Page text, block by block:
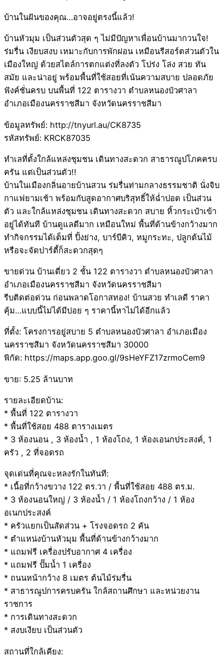
บ้านในฝันของคุณ…อาจอยู่ตรงนี้แล้ว!
บ้านหัวมุม เป็นส่วนตัวสุด ๆ ไม่มีปัญหาเพื่อนบ้านมากวนใจ!
ร่มรื่น เงียบสงบ เหมาะกับการพักผ่อน เหมือนรีสอร์ตส่วนตัวใน
เมืองใหญ่ ด้วยสไตล์การตกแต่งที่ลงตัว โปร่ง โล่ง สวย ทัน
สมัย และน่าอยู่ พร้อมพื้นที่ใช้สอยที่เน้นความสบาย ปลอดภัย
ฟังค์ชั่นครบ บนพื้นที่ 122 ตารางวา ตำบลหนองบัวศาลา
อำเภอเมืองนครราชสีมา จังหวัดนครราชสีมา
ข้อมูลทรัพย์: http://tnyurl.au/CK8735
รหัสทรัพย์: KRCK87035
ทำเลที่ตั้งใกล้แหล่งชุมชน เดินทางสะดวก สาธารณูปโภคครบ
ครัน แต่เป็นส่วนตัว!!
บ้านในเมืองกลิ่นอายบ้านสวน ร่มรื่นท่ามกลางธรรมชาติ นั่งจิบ
กาแฟยามเช้า พร้อมกับสูดอากาศบริสุทธิ์ให้ฉ่ำปอด เป็นส่วน
ตัว และใกล้แหล่งชุมชน เดินทางสะดวก สบาย หิ้วกระเป๋าเข้า
อยู่ได้ทันที บ้านดูแลดีมาก เหมือนใหม่ พื้นที่ด้านข้างกว้างมาก
ทำกิจกรรมได้เต็มที่ ปิ้งย่าง, บาร์บีคิว, หมูกระทะ, ปลูกต้นไม้
หรือจะจัดปาร์ตี้ก็สะดวกสุดๆ
ขายด่วน บ้านเดี่ยว 2 ชั้น 122 ตารางวา ตำบลหนองบัวศาลา
อำเภอเมืองนครราชสีมา จังหวัดนครราชสีมา
รีบติดต่อด่วน ก่อนพลาดโอกาสทอง! บ้านสวย ทำเลดี ราคา
คุ้ม…แบบนี้ไม่ได้มีบ่อย ๆ ราคานี้หาไม่ได้อีกแล้ว
ที่ตั้ง: โครงการอยู่สบาย 5 ตำบลหนองบัวศาลา อำเภอเมือง
นครราชสีมา จังหวัดนครราชสีมา 30000
พิกัด: https://maps.app.goo.gl/9sHeYFZ17zrmoCem9
ขาย: 5.25 ล้านบาท
รายละเอียดบ้าน:
* พื้นที่ 122 ตารางวา
* พื้นที่ใช้สอย 488 ตารางเมตร
* 3 ห้องนอน , 3 ห้องน้ำ , 1 ห้องโถง, 1 ห้องเอนกประสงค์, 1
ครัว , 2 ที่จอดรถ
จุดเด่นที่คุณจะหลงรักในทันที:
* เนื้อที่กว้างขวาง 122 ตร.วา / พื้นที่ใช้สอย 488 ตร.ม.
* 3 ห้องนอนใหญ่ / 3 ห้องน้ำ / 1 ห้องโถงกว้าง / 1 ห้อง
อเนกประสงค์
* ครัวแยกเป็นสัดส่วน + โรงจอดรถ 2 คัน
* ตำแหน่งบ้านหัวมุม พื้นที่ด้านข้างกว้างมาก
* แถมฟรี เครื่องปรับอากาศ 4 เครื่อง
* แถมฟรี ปั๊มน้ำ 1 เครื่อง
* ถนนหน้ากว้าง 8 เมตร ต้นไม้ร่มรื่น
* สาธารณูปการครบครัน ใกล้สถานศึกษา และหน่วยงาน
ราชการ
* การเดินทางสะดวก
* สงบเงียบ เป็นส่วนตัว
สถานที่ใกล้เคียง: